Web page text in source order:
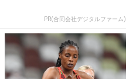
PR(合同会社デジタルファーム)